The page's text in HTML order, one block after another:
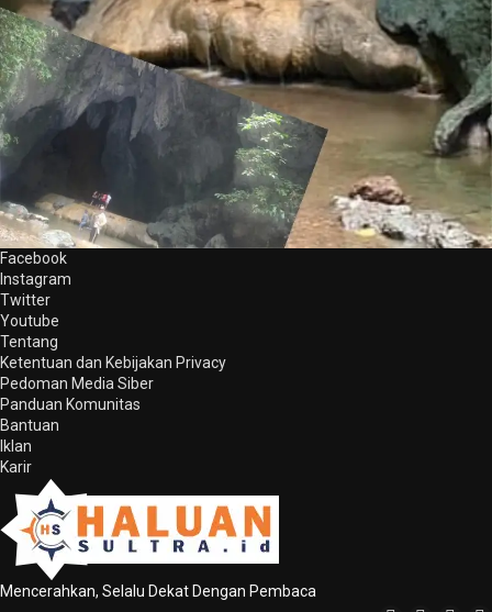
Facebook
Instagram
Twitter
Youtube
Tentang
Ketentuan dan Kebijakan Privacy
Pedoman Media Siber
Panduan Komunitas
Bantuan
Iklan
Karir
Mencerahkan, Selalu Dekat Dengan Pembaca